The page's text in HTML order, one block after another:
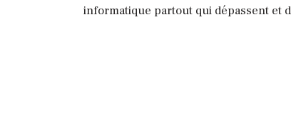
informatique partout qui dépassent et